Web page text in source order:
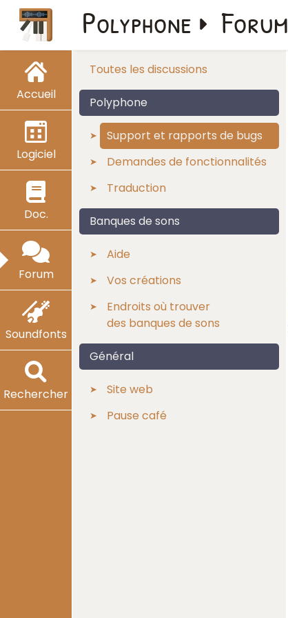
Accueil
Logiciel
Doc.
Forum
Soundfonts
Rechercher
Polyphone Forum
Toutes les discussions
Polyphone
Support et rapports de bugs
Demandes de fonctionnalités
Traduction
Banques de sons
Aide
Vos créations
Endroits où trouver
des banques de sons
Général
Site web
Pause café